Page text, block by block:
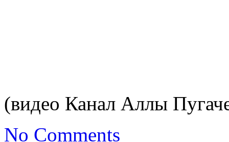
(видео Канал Аллы
No Comments